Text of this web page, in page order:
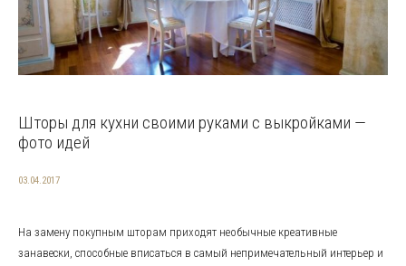
Шторы для кухни своими руками с выкройками —
фото идей
03.04.2017
На замену покупным шторам приходят необычные креативные
занавески, способные вписаться в самый непримечательный интерьер и